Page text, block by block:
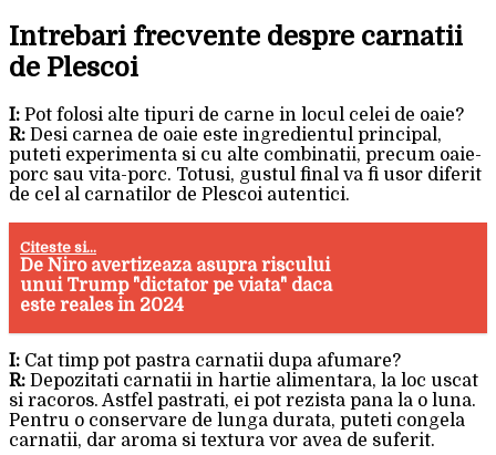
Intrebari frecvente despre carnatii
de Plescoi
I: Pot folosi alte tipuri de carne in locul celei de oaie?
R: Desi carnea de oaie este ingredientul principal,
puteti experimenta si cu alte combinatii, precum oaie-
porc sau vita-porc. Totusi, gustul final va fi usor diferit
de cel al carnatilor de Plescoi autentici.
Citeste si...
De Niro avertizeaza asupra riscului
unui Trump "dictator pe viata" daca
este reales in 2024
I: Cat timp pot pastra carnatii dupa afumare?
R: Depozitati carnatii in hartie alimentara, la loc uscat
si racoros. Astfel pastrati, ei pot rezista pana la o luna.
Pentru o conservare de lunga durata, puteti congela
carnatii, dar aroma si textura vor avea de suferit.